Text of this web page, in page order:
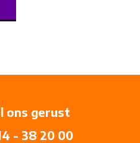
ons gerust
- 38 20 00